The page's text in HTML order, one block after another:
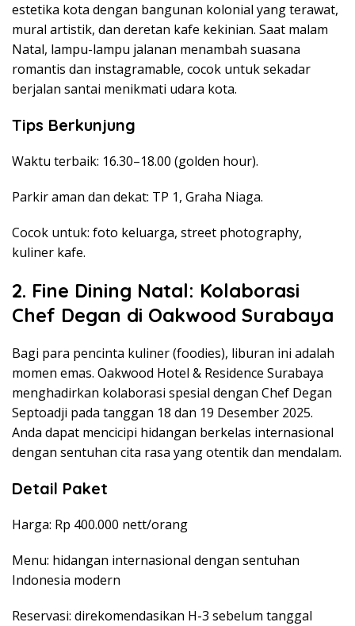
estetika kota dengan bangunan kolonial yang terawat,
mural artistik, dan deretan kafe kekinian. Saat malam
Natal, lampu-lampu jalanan menambah suasana
romantis dan instagramable, cocok untuk sekadar
berjalan santai menikmati udara kota.
Tips Berkunjung
Waktu terbaik: 16.30–18.00 (golden hour).
Parkir aman dan dekat: TP 1, Graha Niaga.
Cocok untuk: foto keluarga, street photography,
kuliner kafe.
2. Fine Dining Natal: Kolaborasi
Chef Degan di Oakwood Surabaya
Bagi para pencinta kuliner (foodies), liburan ini adalah
momen emas. Oakwood Hotel & Residence Surabaya
menghadirkan kolaborasi spesial dengan Chef Degan
Septoadji pada tanggan 18 dan 19 Desember 2025.
Anda dapat mencicipi hidangan berkelas internasional
dengan sentuhan cita rasa yang otentik dan mendalam.
Detail Paket
Harga: Rp 400.000 nett/orang
Menu: hidangan internasional dengan sentuhan
Indonesia modern
Reservasi: direkomendasikan H-3 sebelum tanggal